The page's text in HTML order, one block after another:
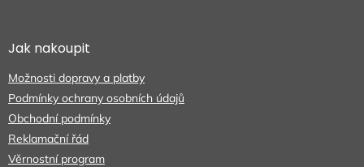
aJak nakoupit
Možnosti dopravy a platby
Podmínky ochrany osobních údajů
Obchodní podmínky
Reklamační řád
Věrnostní program